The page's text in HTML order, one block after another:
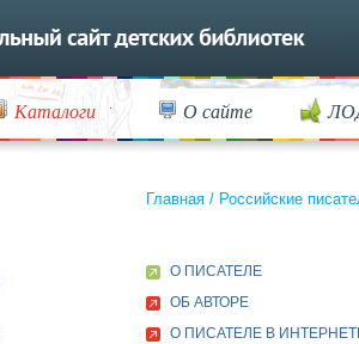
Каталоги О сайте
Главная / Российские
О ПИСАТЕЛЕ
ОБ АВТОРЕ
О ПИСАТЕЛЕ В